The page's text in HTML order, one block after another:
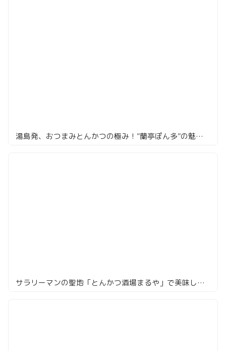
湯島発、おつまみとんかつの極み！”蘭亭ぽん多”の魅力に迫る
サラリーマンの聖地「とんかつ酒場まるや」で美味しい厚切りロースかつ定食を食べる